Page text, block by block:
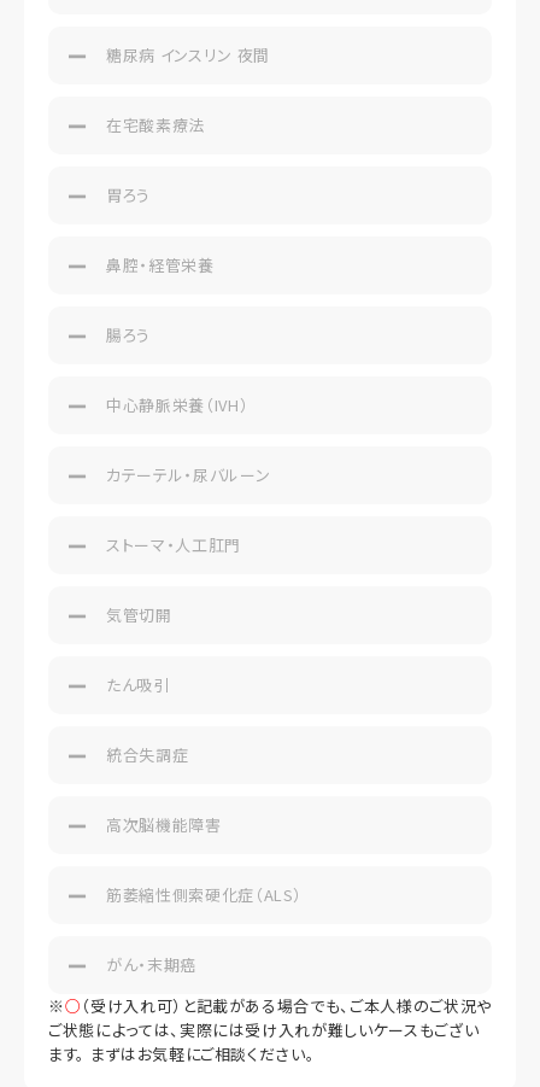
糖尿病 インスリン 夜間
在宅酸素療法
胃ろう
鼻腔・経管栄養
腸ろう
中心静脈栄養（IVH）
カテーテル・尿バルーン
ストーマ・人工肛門
気管切開
たん吸引
統合失調症
高次脳機能障害
筋萎縮性側索硬化症（ALS）
がん・末期癌
※○ （受け入れ可）と記載がある場合でも、ご本人様のご状況や
ご状態によっては、実際には受け入れが難しいケースもござい
ます。 まずはお気軽にご相談ください。